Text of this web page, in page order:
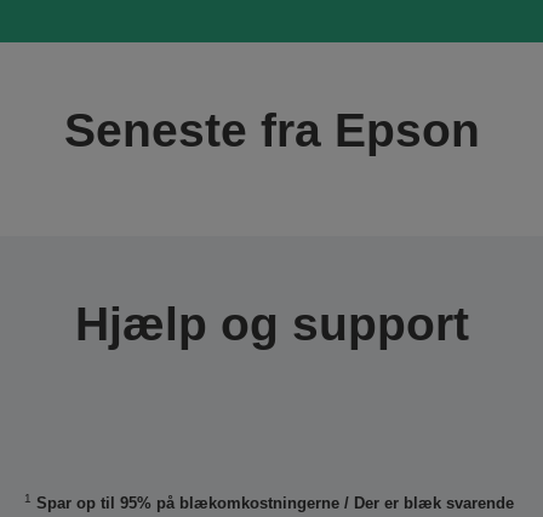
Seneste fra Epson
Hjælp og support
1 Spar op til 95% på blækomkostningerne / Der er blæk svarende